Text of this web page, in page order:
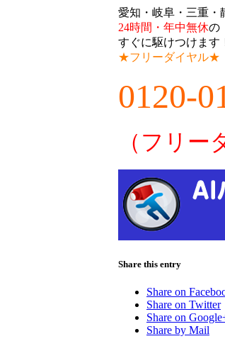
愛知・岐阜・三重・
24時間・年中無休の
すぐに駆けつけます
★フリーダイヤル★
0120-
（フリ
Share this entry
Share on
Share on Twitter
Share on
Share by Mail